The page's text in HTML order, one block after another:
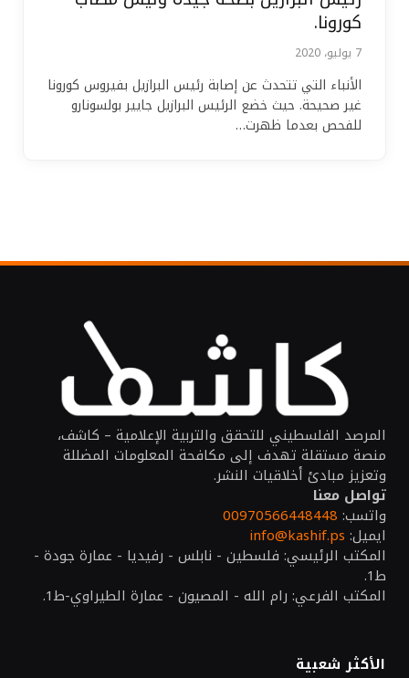
كورونا.
7 يوليو، 2020
الأنباء التي تتحدث عن إصابة رئيس البرازيل بفيروس كورونا
غير صحيحة. حيث خضع الرئيس البرازيل جايير بولسونارو
للفحص بعدما ظهرت…
المرصد الفلسطيني للتحقق والتربية الإعلامية – كاشف،
منصة مستقلة تهدف إلى مكافحة المعلومات المضللة
وتعزيز مبادئ أخلاقيات النشر.
تواصل معنا
واتسب: 00970566448448
ايميل: info@kashif.ps
المكتب الرئيسي: فلسطين - نابلس - رفيديا - عمارة جودة -
ط1.
المكتب الفرعي: رام الله - المصيون - عمارة الطيراوي-ط1.
الأكثر شعبية